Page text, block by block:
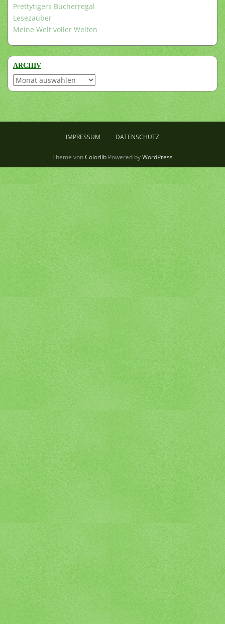
Prettytigers Bücherregal
Lesezauber
Meine Welt voller Welten
ARCHIV
Archiv
IMPRESSUM DATENSCHUTZ
Theme vonColorlib Powered byWordPress